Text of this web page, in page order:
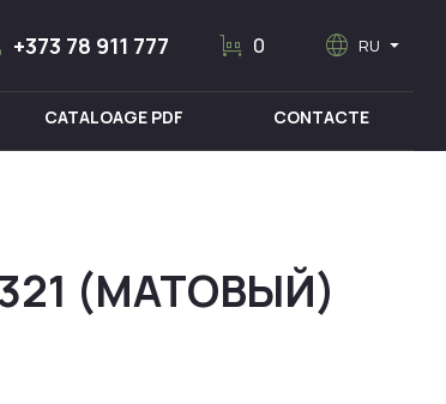
+373 78 911 777 trolley 0 language RU arrow_drop_down
CATALOAGE PDF CONTACTE
(МАТОВЫЙ)